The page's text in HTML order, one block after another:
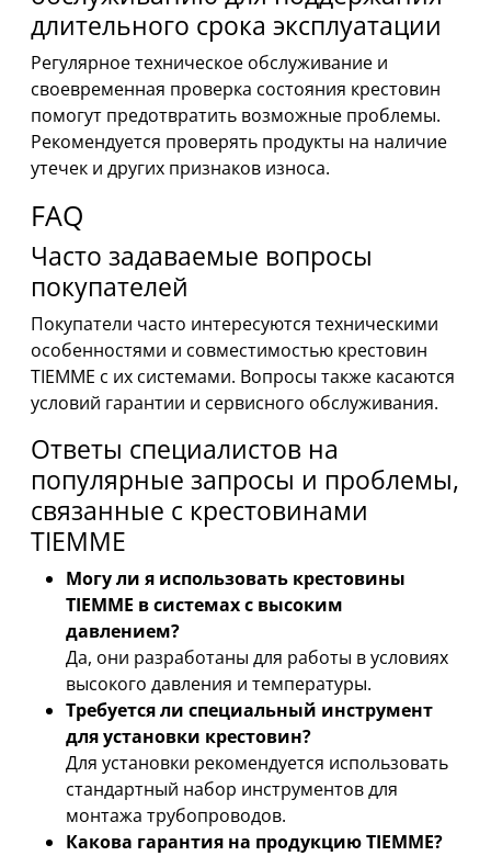
длительного срока эксплуатации
Регулярное техническое обслуживание и
своевременная проверка состояния крестовин
помогут предотвратить возможные проблемы.
Рекомендуется проверять продукты на наличие
утечек и других признаков износа.
FAQ
Часто задаваемые вопросы
покупателей
Покупатели часто интересуются техническими
особенностями и совместимостью крестовин
TIEMME с их системами. Вопросы также касаются
условий гарантии и сервисного обслуживания.
Ответы специалистов на
популярные запросы и проблемы,
связанные с крестовинами
TIEMME
Могу ли я использовать крестовины
TIEMME в системах с высоким
давлением?
Да, они разработаны для работы в условиях
высокого давления и температуры.
Требуется ли специальный инструмент
для установки крестовин?
Для установки рекомендуется использовать
стандартный набор инструментов для
монтажа трубопроводов.
Какова гарантия на продукцию TIEMME?